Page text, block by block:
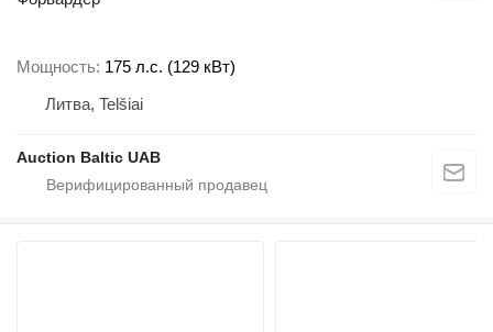
Мощность 175 л.с. (129 кВт)
Литва, Telšiai
Auction Baltic UAB